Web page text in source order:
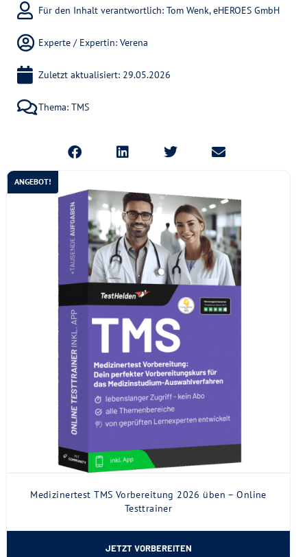
Für den Inhalt verantwortlich: Tom Wenk, eHEROES GmbH
Experte / Expertin: Verena
Zuletzt aktualisiert: 29.05.2026
Thema: TMS
ANGEBOT!
Medizinertest TMS Vorbereitung 2026 üben – Online
Testtrainer
JETZT VORBEREITEN